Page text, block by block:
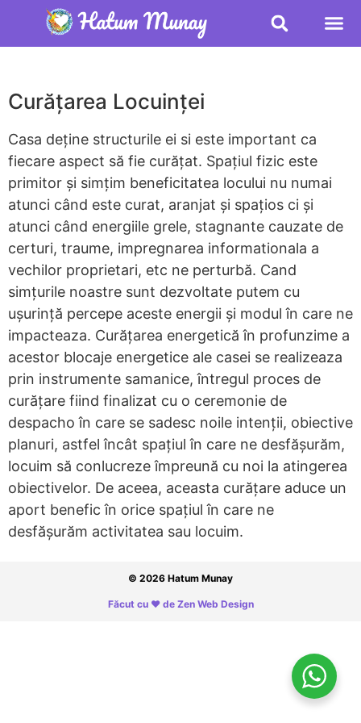
Curățarea Locuinței
Casa deține structurile ei si este important ca
fiecare aspect să fie curățat. Spațiul fizic este
primitor și simțim beneficitatea locului nu numai
atunci când este curat, aranjat și spațios ci și
atunci când energiile grele, stagnante cauzate de
certuri, traume, impregnarea informationala a
vechilor proprietari, etc ne perturbă. Cand
simțurile noastre sunt dezvoltate putem cu
ușurință percepe aceste energii și modul în care ne
impacteaza. Curățarea energetică în profunzime a
acestor blocaje energetice ale casei se realizeaza
prin instrumente samanice, întregul proces de
curățare fiind finalizat cu o ceremonie de
despacho în care se sadesc noile intenții, obiective
planuri, astfel încât spațiul în care ne desfășurăm,
locuim să conlucreze împreună cu noi la atingerea
obiectivelor. De aceea, aceasta curățare aduce un
aport benefic în orice spațiul în care ne
desfășurăm activitatea sau locuim.
© 2026 Hatum Munay
Făcut cu ❤ de Zen Web Design